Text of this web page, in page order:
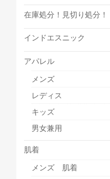
在庫処分！見切り処分！
インドエスニック
アパレル
メンズ
レディス
キッズ
男女兼用
肌着
メンズ 肌着